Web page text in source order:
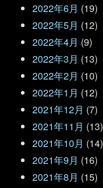
2022年6月 (19)
2022年5月 (12)
2022年4月 (9)
2022年3月 (13)
2022年2月 (10)
2022年1月 (12)
2021年12月 (7)
2021年11月 (13)
2021年10月 (14)
2021年9月 (16)
2021年8月 (15)